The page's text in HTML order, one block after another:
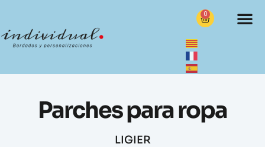
0
Parches para ropa
LIGIER